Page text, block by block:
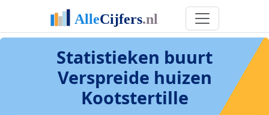
Statistieken buurt
Verspreide huizen
Kootstertille